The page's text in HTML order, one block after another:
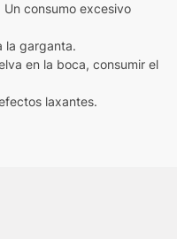
consumo excesivo
la garganta.
en la boca, consumir el
laxantes.